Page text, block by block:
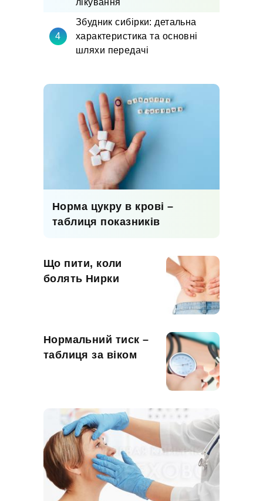
лікування
Збудник сибірки: детальна
характеристика та основні
шляхи передачі
Норма цукру в крові –
таблиця показників
Що пити, коли
болять Нирки
Нормальний тиск –
таблиця за віком